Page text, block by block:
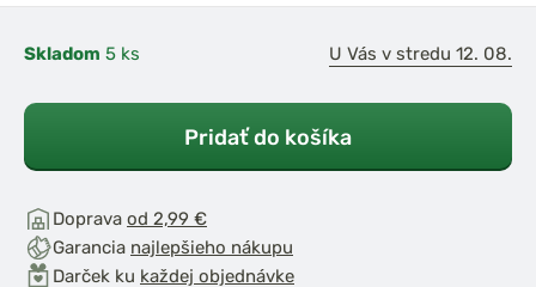
Skladom 5 ks U Vás v stredu 12. 08.
Pridať do košíka
Doprava od 2,99 €
Garancia najlepšieho nákupu
Darček ku každej objednávke